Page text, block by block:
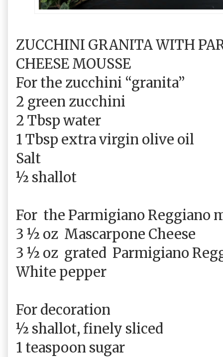
ZUCCHINI GRANITA WITH
CHEESE MOUSSE
For the zucchini “granita”
2 green zucchini
2 Tbsp water
1 Tbsp extra virgin olive oil
Salt
½ shallot
For the Parmigiano Reggiano
3 ½ oz Mascarpone Cheese
3 ½ oz grated Parmigiano
White pepper
For decoration
½ shallot, finely sliced
1 teaspoon sugar